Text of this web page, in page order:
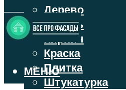
Дерево
Камень
Кирпич
Краска
Плитка
Штукатурка
МЕНЮ